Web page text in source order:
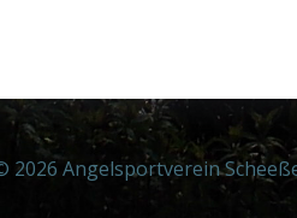
2026 Angelsportverein